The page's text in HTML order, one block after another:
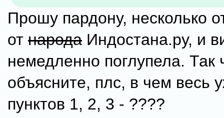
Прошу пардону, несколько
от народа Индостана.ру, и
немедленно поглупела. Так
объясните, плс, в чем весь
пунктов 1, 2, 3 - ????